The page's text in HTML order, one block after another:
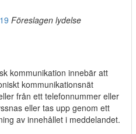
Föreslagen lydelse
kommunikation innebär att
kommunikationsnät
från ett telefonnummer eller
eller tas upp genom ett
av innehållet i meddelandet.